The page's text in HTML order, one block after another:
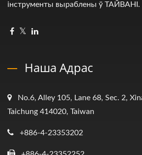
інструменты выраблены ў ТАЙВАНІ.
Наша Адрас
No.6, Alley 105, Lane 68, Sec. 2,
Taichung 414020, Taiwan
+886-4-23353202